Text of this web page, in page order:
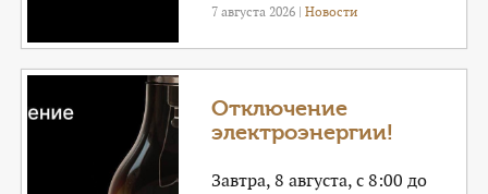
7 августа 2026 |Новости
Отключение
электроэнергии!
Завтра, 8 августа, с 8:00 до